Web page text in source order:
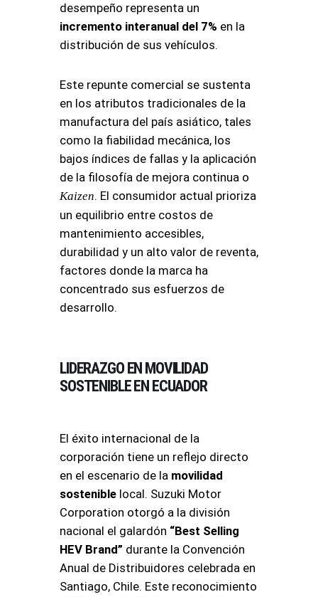
desempeño representa un
incremento interanual del 7% en la
distribución de sus vehículos.
Este repunte comercial se sustenta
en los atributos tradicionales de la
manufactura del país asiático, tales
como la fiabilidad mecánica, los
bajos índices de fallas y la aplicación
de la filosofía de mejora continua o
Kaizen. El consumidor actual prioriza
un equilibrio entre costos de
mantenimiento accesibles,
durabilidad y un alto valor de reventa,
factores donde la marca ha
concentrado sus esfuerzos de
desarrollo.
LIDERAZGO EN MOVILIDAD
SOSTENIBLE EN ECUADOR
El éxito internacional de la
corporación tiene un reflejo directo
en el escenario de la movilidad
sostenible local. Suzuki Motor
Corporation otorgó a la división
nacional el galardón “Best Selling
HEV Brand” durante la Convención
Anual de Distribuidores celebrada en
Santiago, Chile. Este reconocimiento